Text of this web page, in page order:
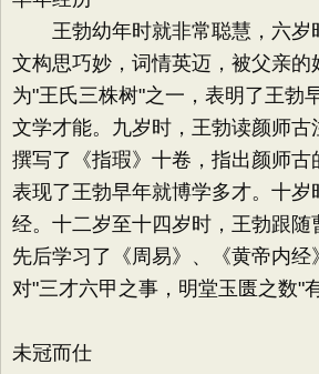
王勃幼年时就非常聪慧，六岁
文构思巧妙，词情英迈，被父亲的
为"王氏三株树"之一，表明了王勃
文学才能。九岁时，王勃读颜师古
撰写了《指瑕》十卷，指出颜师古
表现了王勃早年就博学多才。十岁
经。十二岁至十四岁时，王勃跟随
先后学习了《周易》、《黄帝内经
对"三才六甲之事，明堂玉匮之数"
未冠而仕